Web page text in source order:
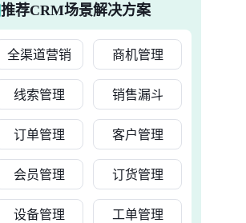
推荐CRM场景解决方案
全渠道营销 商机管理
线索管理 销售漏斗
订单管理 客户管理
会员管理 订货管理
设备管理 工单管理